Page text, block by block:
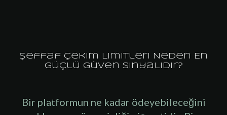
Şeffaf Çekim Limitleri Neden En
Güçlü Güven Sinyalidir?
Bir platformun ne kadar ödeyebileceğini